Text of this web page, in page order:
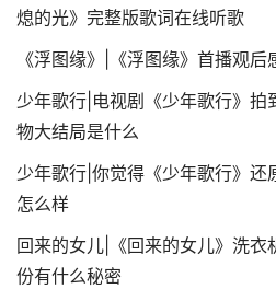
熄的光》完整版歌词在线听歌
《浮图缘》|《浮图缘》首播观
少年歌行|电视剧《少年歌行》拍
物大结局是什么
少年歌行|你觉得《少年歌行》还
怎么样
回来的女儿|《回来的女儿》洗衣
份有什么秘密